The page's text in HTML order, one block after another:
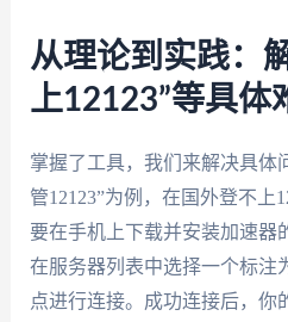
从理论到实践：
上12123”等具体
掌握了工具，我们来解决具体
管12123”为例，在国外登不上
要在手机上下载并安装加速器
在服务器列表中选择一个标注
点进行连接。成功连接后，你